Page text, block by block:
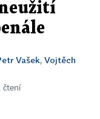
Vašek, Vojtěch
čtení